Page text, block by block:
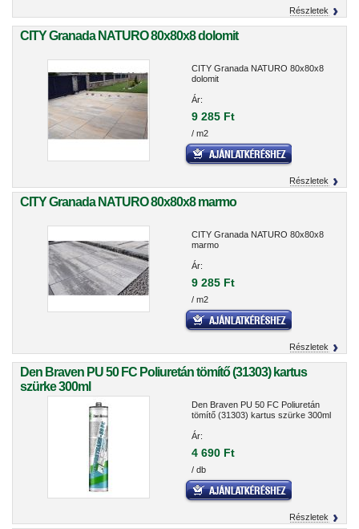
Részletek
CITY Granada NATURO 80x80x8 dolomit
CITY Granada NATURO 80x80x8
dolomit
Ár:
9 285 Ft
/ m2
Részletek
CITY Granada NATURO 80x80x8 marmo
CITY Granada NATURO 80x80x8
marmo
Ár:
9 285 Ft
/ m2
Részletek
Den Braven PU 50 FC Poliuretán tömítő (31303) kartus
szürke 300ml
Den Braven PU 50 FC Poliuretán
tömítő (31303) kartus szürke 300ml
Ár:
4 690 Ft
/ db
Részletek